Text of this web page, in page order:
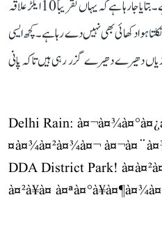
ڈی ڈی اے ڈسٹرکٹ پارک بھی شامل ہے۔ بتایا جا رہا ہے کہ یہاں تقریباً 10 ایکڑ علاقہ
ہوا دکھائی بھی نہیں دے رہا ہے۔ کچھ ایسی
دھیرے دھیرے گزر رہی ہیں تاکہ پانی
Delhi Rain:
¤à¤¾à¤²à¤¾à¤¬
DDA District Park!
à¤²à¥à¤